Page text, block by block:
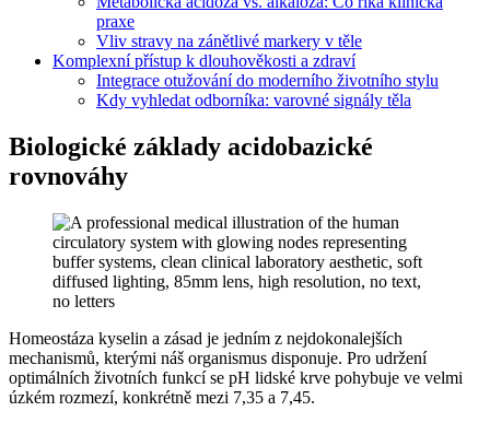
praxe
Vliv stravy na zánětlivé markery v těle
Komplexní přístup k dlouhověkosti a zdraví
Integrace otužování do moderního životního stylu
Kdy vyhledat odborníka: varovné signály těla
Biologické základy acidobazické
rovnováhy
Homeostáza kyselin a zásad je jedním z nejdokonalejších
mechanismů, kterými náš organismus disponuje. Pro udržení
optimálních životních funkcí se pH lidské krve pohybuje ve velmi
úzkém rozmezí, konkrétně mezi 7,35 a 7,45.